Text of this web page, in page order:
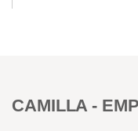
CAMILLA -